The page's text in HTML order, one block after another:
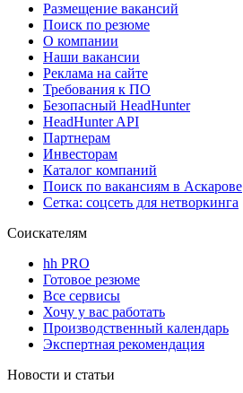
Размещение вакансий
Поиск по резюме
О компании
Наши вакансии
Реклама на сайте
Требования к ПО
Безопасный HeadHunter
HeadHunter API
Партнерам
Инвесторам
Каталог компаний
Поиск по вакансиям в Аскарове
Сетка: соцсеть для нетворкинга
Соискателям
hh PRO
Готовое резюме
Все сервисы
Хочу у вас работать
Производственный календарь
Экспертная рекомендация
Новости и статьи